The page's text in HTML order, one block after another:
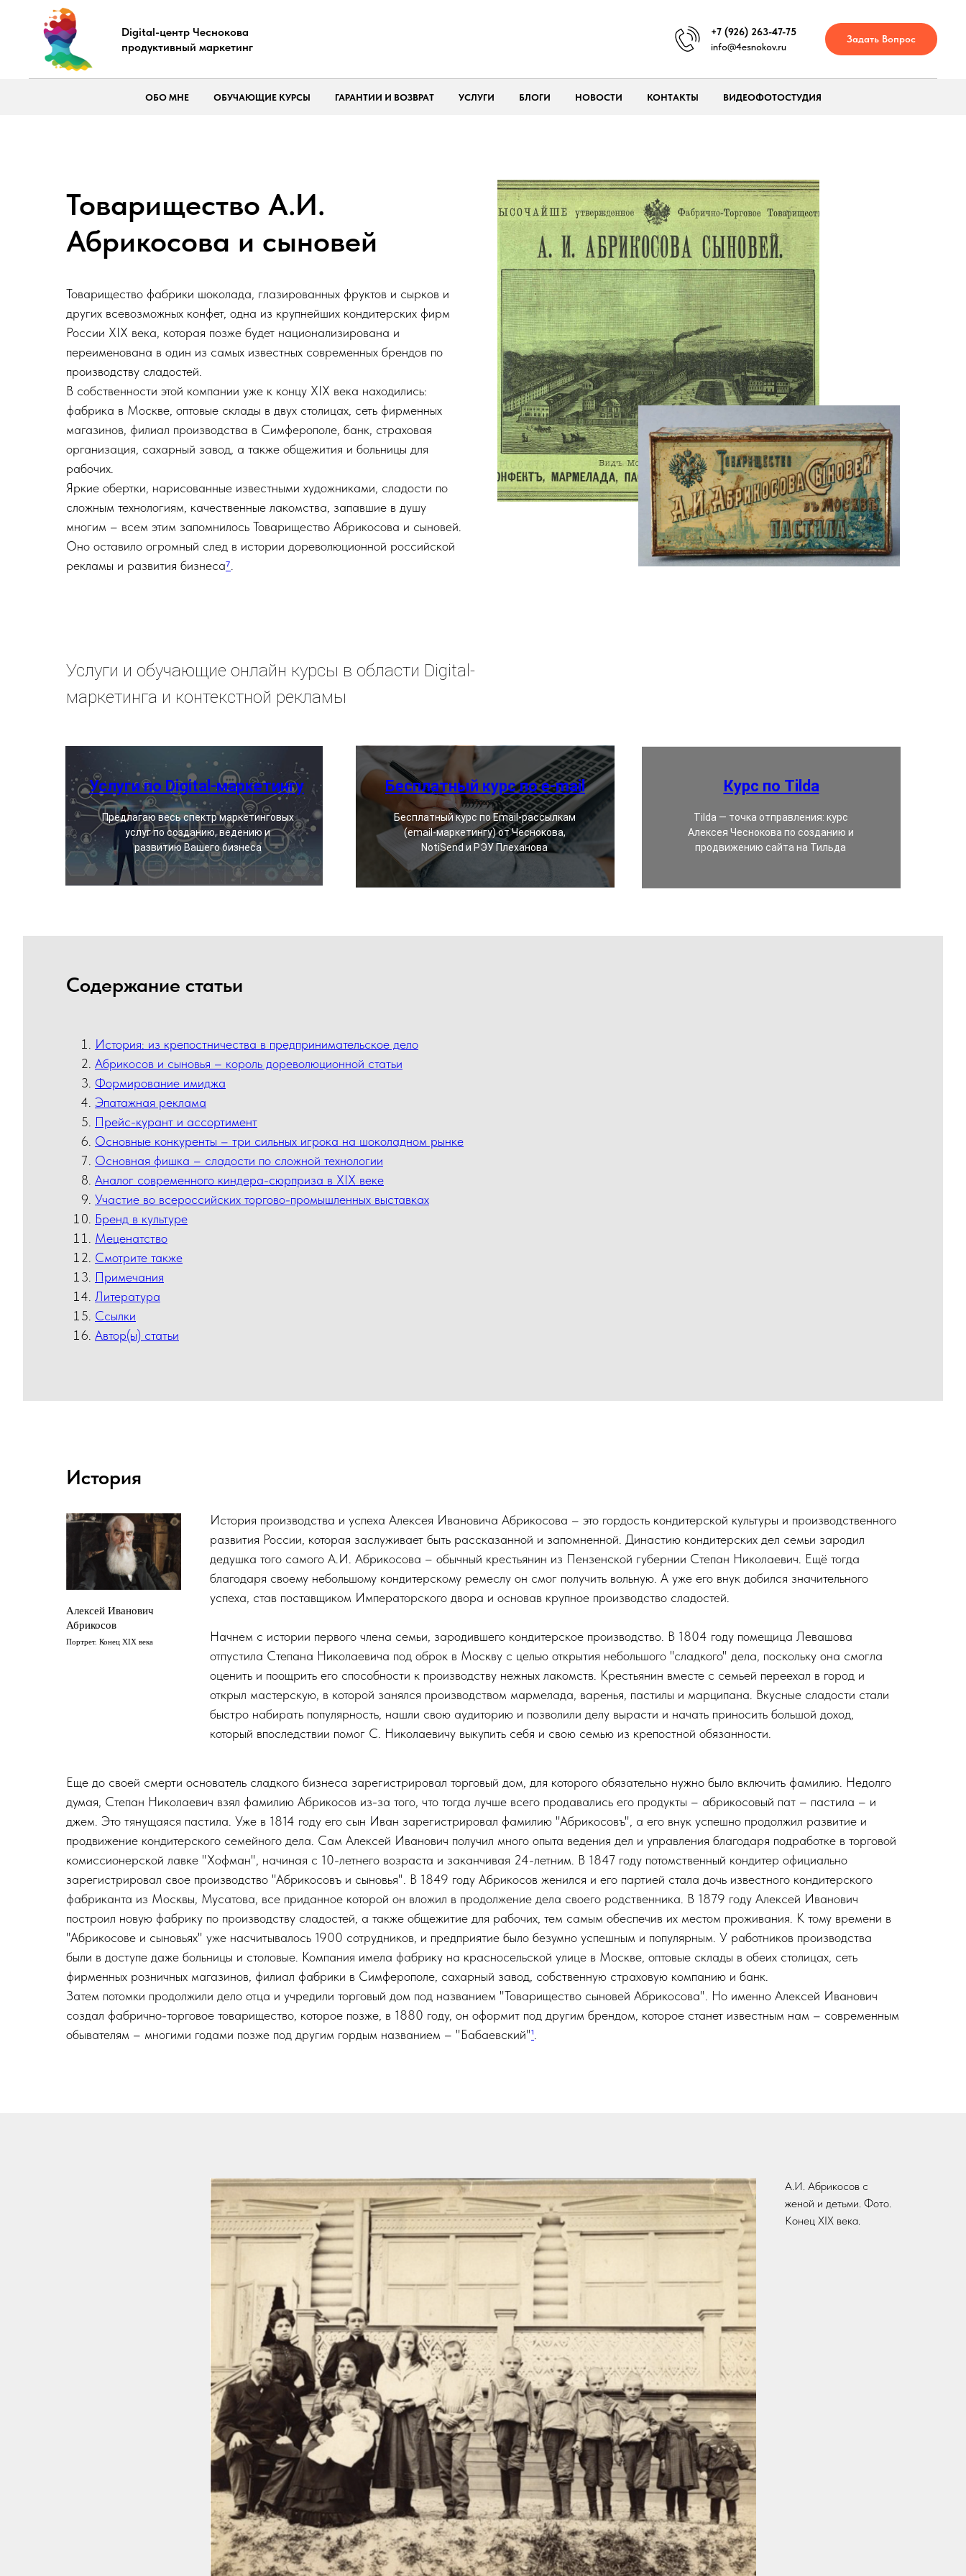
Digital-центр Чеснокова
продуктивный маркетинг
+7 (926) 263-47-75
info@4esnokov.ru
Задать Вопрос
ОБО МНЕ ОБУЧАЮЩИЕ КУРСЫ ГАРАНТИИ И ВОЗВРАТ УСЛУГИ БЛОГИ НОВОСТИ КОНТАКТЫ ВИДЕОФОТОСТУДИЯ
Товарищество А.И.
Абрикосова и сыновей
Товарищество фабрики шоколада, глазированных фруктов и сырков и
других всевозможных конфет, одна из крупнейших кондитерских фирм
России XIX века, которая позже будет национализирована и
переименована в один из самых известных современных брендов по
производству сладостей.
В собственности этой компании уже к концу XIX века находились:
фабрика в Москве, оптовые склады в двух столицах, сеть фирменных
магазинов, филиал производства в Симферополе, банк, страховая
организация, сахарный завод, а также общежития и больницы для
рабочих.
Яркие обертки, нарисованные известными художниками, сладости по
сложным технологиям, качественные лакомства, запавшие в душу
многим – всем этим запомнилось Товарищество Абрикосова и сыновей.
Оно оставило огромный след в истории дореволюционной российской
рекламы и развития бизнеса⁷
Услуги по Digital-маркетингу
Предлагаю весь спектр маркетинговых
услуг по созданию, ведению и
развитию Вашего бизнеса
Бесплатный курс по e-mail
Бесплатный курс по Email-рассылкам
(email-маркетингу) от Чеснокова,
NotiSend и РЭУ Плеханова
Услуги и обучающие онлайн курсы в области Digital-
маркетинга и контекстной рекламы
Курс по Tilda
Tilda — точка отправления: курс
Алексея Чеснокова по созданию и
продвижению сайта на Тильда
Содержание статьи
История: из крепостничества в предпринимательское дело
Абрикосов и сыновья – король дореволюционной статьи
Формирование имиджа
Эпатажная реклама
Прейс-курант и ассортимент
Основные конкуренты – три сильных игрока на шоколадном рынке
Основная фишка – сладости по сложной технологии
Аналог современного киндера-сюрприза в XIX веке
Участие во всероссийских торгово-промышленных выставках
Бренд в культуре
Меценатство
Смотрите также
Примечания
Литература
Ссылки
Автор(ы) статьи
История
Алексей Иванович
Абрикосов
Портрет. Конец XIX века
История производства и успеха Алексея Ивановича Абрикосова – это гордость кондитерской культуры и производственного
развития России, которая заслуживает быть рассказанной и запомненной. Династию кондитерских дел семьи зародил
дедушка того самого А.И. Абрикосова – обычный крестьянин из Пензенской губернии Степан Николаевич. Ещё тогда
благодаря своему небольшому кондитерскому ремеслу он смог получить вольную. А уже его внук добился значительного
успеха, став поставщиком Императорского двора и основав крупное производство сладостей.
Начнем с истории первого члена семьи, зародившего кондитерское производство. В 1804 году помещица Левашова
отпустила Степана Николаевича под оброк в Москву с целью открытия небольшого "сладкого" дела, поскольку она смогла
оценить и поощрить его способности к производству нежных лакомств. Крестьянин вместе с семьей переехал в город и
открыл мастерскую, в которой занялся производством мармелада, варенья, пастилы и марципана. Вкусные сладости стали
быстро набирать популярность, нашли свою аудиторию и позволили делу вырасти и начать приносить большой доход,
который впоследствии помог С. Николаевичу выкупить себя и свою семью из крепостной обязанности.
Еще до своей смерти основатель сладкого бизнеса зарегистрировал торговый дом, для которого обязательно нужно было включить фамилию. Недолго
думая, Степан Николаевич взял фамилию Абрикосов из-за того, что тогда лучше всего продавались его продукты – абрикосовый пат – пастила – и
джем. Это тянущаяся пастила. Уже в 1814 году его сын Иван зарегистрировал фамилию "Абрикосовъ", а его внук успешно продолжил развитие и
продвижение кондитерского семейного дела. Сам Алексей Иванович получил много опыта ведения дел и управления благодаря подработке в торговой
комиссионерской лавке "Хофман", начиная с 10-летнего возраста и заканчивая 24-летним. В 1847 году потомственный кондитер официально
зарегистрировал свое производство "Абрикосовъ и сыновья". В 1849 году Абрикосов женился и его партией стала дочь известного кондитерского
фабриканта из Москвы, Мусатова, все приданное которой он вложил в продолжение дела своего родственника. В 1879 году Алексей Иванович
построил новую фабрику по производству сладостей, а также общежитие для рабочих, тем самым обеспечив их местом проживания. К тому времени в
"Абрикосове и сыновьях" уже насчитывалось 1900 сотрудников, и предприятие было безумно успешным и популярным. У работников производства
были в доступе даже больницы и столовые. Компания имела фабрику на красносельской улице в Москве, оптовые склады в обеих столицах, сеть
фирменных розничных магазинов, филиал фабрики в Симферополе, сахарный завод, собственную страховую компанию и банк.
Затем потомки продолжили дело отца и учредили торговый дом под названием "Товарищество сыновей Абрикосова". Но именно Алексей Иванович
создал фабрично-торговое товарищество, которое позже, в 1880 году, он оформит под другим брендом, которое станет известным нам – современным
обывателям – многими годами позже под другим гордым названием – "Бабаевский"¹
А.И. Абрикосов с
женой и детьми. Фото.
Конец XIX века.